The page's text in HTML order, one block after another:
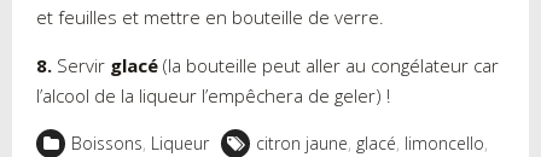
et feuilles et mettre en bouteille de verre.
8. Servir glacé (la bouteille peut aller au congélateur car
l’alcool de la liqueur l’empêchera de geler) !
Boissons, Liqueur citron jaune, glacé, limoncello,